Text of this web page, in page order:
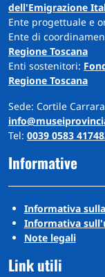
dell'Emigrazione
Ente progettuale e
Ente di
Regione Toscana
Enti sostenitori:
Regione Toscana
Sede: Cortile
Tel: 0039 0583
Informative
Informativa
Informativa
Note legali
Link utili